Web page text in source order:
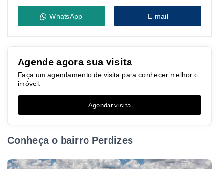
WhatsApp E-mail
Agende agora sua visita
Faça um agendamento de visita para conhecer melhor o
imóvel.
Agendar visita
Conheça o bairro Perdizes